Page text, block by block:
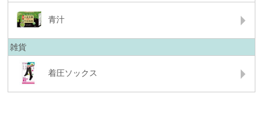
青汁
雑貨
着圧ソックス